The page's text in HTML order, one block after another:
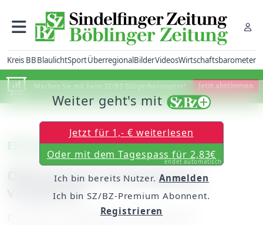
Kreis BBBlaulichtSportÜberregionalBilderVideosWirtschaftsbarometer
Machen Sie mit beim SZ/BZ-Bürgerbarometer! Jetzt abstimmen
Ehningen
Öffentliche Ankündigung
vergessen
Freitag, 25. September 2009, 00:00 Uhr
Weiter geht's mit
Jetzt für 1,- € weiterlesen
Oder mit dem Tagespass für 2,83€
endet automatisch
Ich bin bereits Nutzer. Anmelden
Ich bin SZ/BZ-Premium Abonnent.
Registrieren